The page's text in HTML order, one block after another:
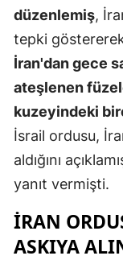
düzenlemiş,
tepki
İran'dan gece
ateşlenen
kuzeyindeki
İsrail ordusu,
aldığını
yanıt vermişti.
İRAN
ASKIYA